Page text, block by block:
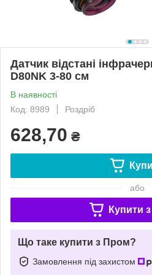
Датчик відстані
D80NK 3-80 см
В наявності
Код: 8989
Роздріб
628,70 ₴
або
Купити з
Що таке купити з Пром?
Замовлення під захистом